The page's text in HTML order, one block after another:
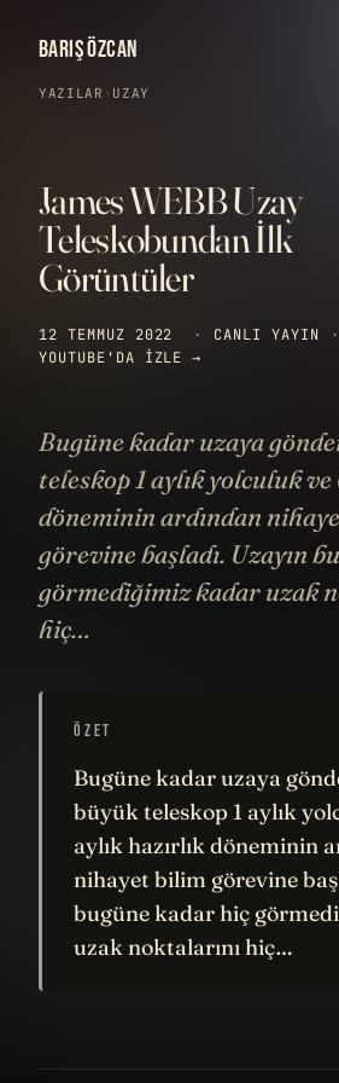
BARIŞ ÖZCAN
YAZILAR › UZAY
James WEBB Uzay
Teleskobundan İlk
Görüntüler
12 TEMMUZ 2022 · CANLI YAYIN ·
YOUTUBE'DA IZLE →
Bugüne kadar uzaya
teleskop 1 aylık yolculuk ve
döneminin ardından
görevine başladı. Uzayın
görmediğimiz kadar uzak
hiç…
ÖZET
Bugüne kadar uzaya
büyük teleskop 1 aylık
aylık hazırlık döneminin
nihayet bilim görevine
bugüne kadar hiç
uzak noktalarını hiç…